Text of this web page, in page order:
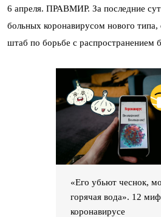
6 апреля. ПРАВМИР. За последние
больных коронавирусом нового
штаб по борьбе с распространением
«Его убьют чеснок,
горячая вода». 12
коронавирусе